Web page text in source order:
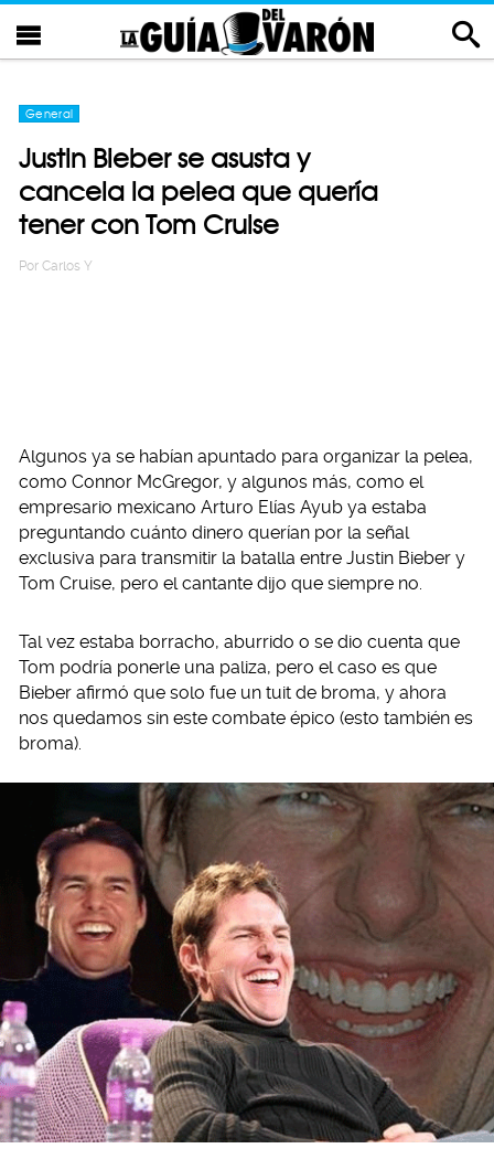
General
Justin Bieber se asusta y
cancela la pelea que quería
tener con Tom Cruise
Por Carlos Y
Algunos ya se habían apuntado para organizar la pelea,
como Connor McGregor, y algunos más, como el
empresario mexicano Arturo Elías Ayub ya estaba
preguntando cuánto dinero querían por la señal
exclusiva para transmitir la batalla entre Justin Bieber y
Tom Cruise, pero el cantante dijo que siempre no.
Tal vez estaba borracho, aburrido o se dio cuenta que
Tom podría ponerle una paliza, pero el caso es que
Bieber afirmó que solo fue un tuit de broma, y ahora
nos quedamos sin este combate épico (esto también es
broma).